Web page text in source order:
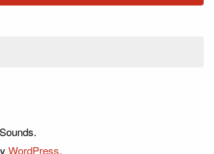
WordPress.